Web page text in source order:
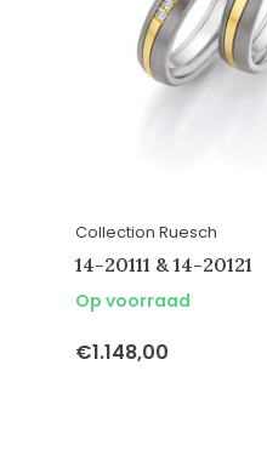
Collection Ruesch
14-20111 & 14-20121
Op voorraad
€1.148,00